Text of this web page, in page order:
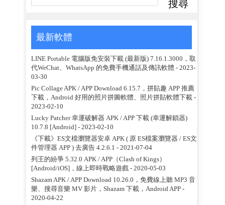
最新軟體
LINE Portable 電腦版免安裝下載 (最新版) 7.16.1.3000，取
代WeChat、WhatsApp 的免費手機通話及傳訊軟體 - 2023-
03-30
Pic Collage APK / APP Download 6.15.7，拼貼趣 APP 推薦
下載，Android 好用的照片拼圖軟體、照片拼貼軟體下載-
2023-02-10
Lucky Patcher 幸運破解器 APK / APP 下載 (幸運解鎖器)
10.7.8 [Android] - 2023-02-10
《下載》ES文檔瀏覽器安卓 APK ( 原 ES檔案瀏覽器 / ES文
件管理器 APP ) 去廣告 4.2.6.1 - 2021-07-04
列王的紛爭 5.32.0 APK / APP（Clash of Kings）
[Android/iOS]，線上即時戰略遊戲- 2020-05-03
Shazam APK / APP Download 10.26.0，免費線上聽 MP3 音
樂、搜尋音樂 MV 影片，Shazam 下載，Android APP-
2020-04-22